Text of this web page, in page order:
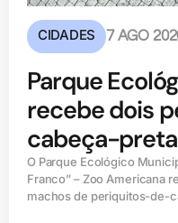
CIDADES 7 AGO
Parque
recebe dois
cabeça-preta
O Parque Ecológico
Franco” – Zoo Americana
machos de periquitos-de-